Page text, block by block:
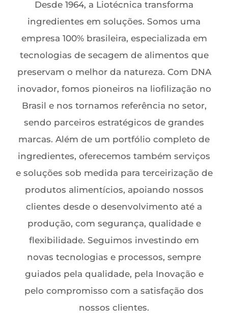
Desde 1964, a Liotécnica transforma
ingredientes em soluções. Somos uma
empresa 100% brasileira, especializada em
tecnologias de secagem de alimentos que
preservam o melhor da natureza. Com DNA
inovador, fomos pioneiros na liofilização no
Brasil e nos tornamos referência no setor,
sendo parceiros estratégicos de grandes
marcas. Além de um portfólio completo de
ingredientes, oferecemos também serviços
e soluções sob medida para terceirização de
produtos alimentícios, apoiando nossos
clientes desde o desenvolvimento até a
produção, com segurança, qualidade e
flexibilidade. Seguimos investindo em
novas tecnologias e processos, sempre
guiados pela qualidade, pela Inovação e
pelo compromisso com a satisfação dos
nossos clientes.